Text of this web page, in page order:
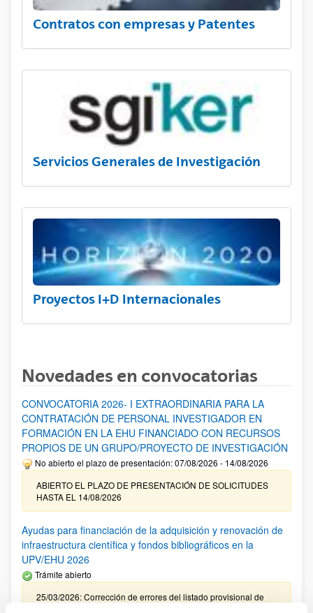
Contratos con empresas y Patentes
Servicios Generales de Investigación
Proyectos I+D Internacionales
Novedades en convocatorias
CONVOCATORIA 2026- I EXTRAORDINARIA PARA LA
CONTRATACIÓN DE PERSONAL INVESTIGADOR EN
FORMACIÓN EN LA EHU FINANCIADO CON RECURSOS
PROPIOS DE UN GRUPO/PROYECTO DE INVESTIGACIÓN
No abierto el plazo de presentación: 07/08/2026 - 14/08/2026
ABIERTO EL PLAZO DE PRESENTACIÓN DE SOLICITUDES
HASTA EL 14/08/2026
Ayudas para financiación de la adquisición y renovación de
infraestructura científica y fondos bibliográficos en la
UPV/EHU 2026
Trámite abierto
25/03/2026: Corrección de errores del listado provisional de